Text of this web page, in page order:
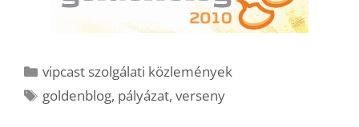
Kategória
vipcast szolgálati közlemények
Címkék
goldenblog, pályázat,verseny